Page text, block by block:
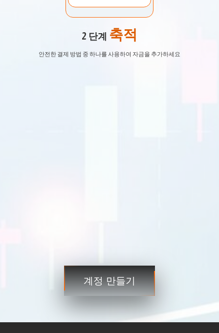
2 단계 축적
안전한 결제 방법 중 하나를 사용하여 자금을 추가하세요
3단계거래
계정 만들기